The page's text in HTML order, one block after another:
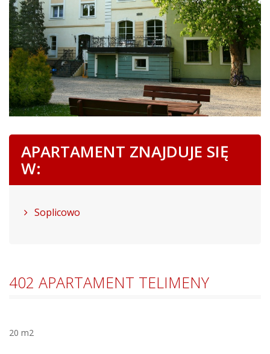
APARTAMENT ZNAJDUJE SIĘ
W:
Soplicowo
402 APARTAMENT TELIMENY
20 m2